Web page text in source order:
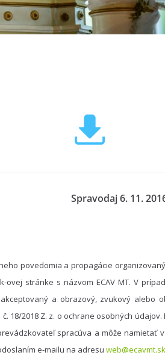
Spravodaj 6. 11.
povedomia a propagácie
stránke s názvom ECAV MT. V
a obrazový, zvukový alebo
18/2018 Z. z. o ochrane osobných
spracúva a môže namietať
e-mailu na adresu web@ecavmt.sk